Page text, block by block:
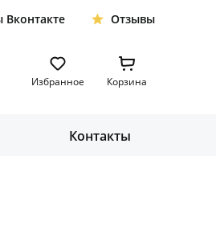
Отзывы
Избранное Корзина
Контакты